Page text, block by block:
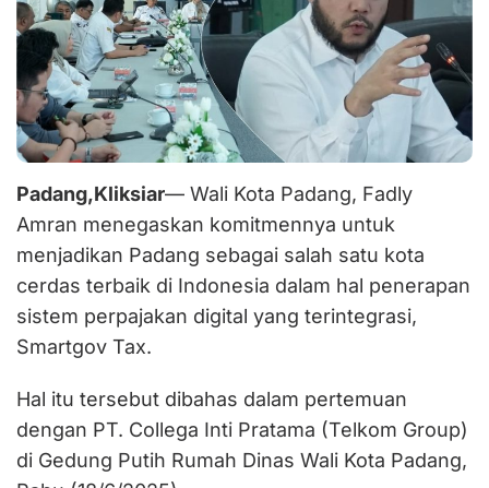
Padang,Kliksiar— Wali Kota Padang, Fadly
Amran menegaskan komitmennya untuk
menjadikan Padang sebagai salah satu kota
cerdas terbaik di Indonesia dalam hal penerapan
sistem perpajakan digital yang terintegrasi,
Smartgov Tax.
Hal itu tersebut dibahas dalam pertemuan
dengan PT. Collega Inti Pratama (Telkom Group)
di Gedung Putih Rumah Dinas Wali Kota Padang,